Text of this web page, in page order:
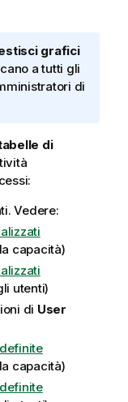
grafici
a tutti gli
di
di
Vedere:
capacità)
utenti)
di User
capacità)